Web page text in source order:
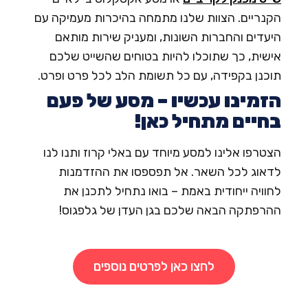
הצוות שלנו מתמחה בהיכרות מעמיקה עם
והחברות השונות, ומעניק שירות מותאם
כך שתוכלו להיות בטוחים שהשייט שלכם
בקפידה, עם כל תשומת הלב לכל פרט ופרט.
עכשיו – מסע של פעם
מתחיל כאן!
אלינו למסע מיוחד עם באלי קרוז ותנו לנו
לכל השאר. אל תפספסו את ההזדמנות
ייחודית באמת – בואו נתחיל לתכנן את
הבאה שלכם בגן העדן של גלפגוס!
לחצו כאן לפרטים נוספים